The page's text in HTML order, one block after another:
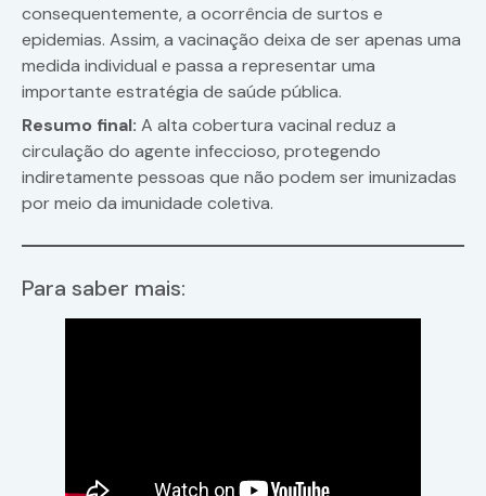
consequentemente, a ocorrência de surtos e
epidemias. Assim, a vacinação deixa de ser apenas uma
medida individual e passa a representar uma
importante estratégia de saúde pública.
Resumo final: A alta cobertura vacinal reduz a
circulação do agente infeccioso, protegendo
indiretamente pessoas que não podem ser imunizadas
por meio da imunidade coletiva.
Para saber mais: